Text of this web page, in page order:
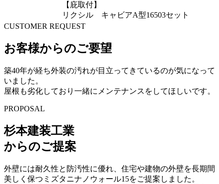
【庇取付】
リクシル キャビアA型16503セット
CUSTOMER REQUEST
お客様からのご要望
築40年が経ち外装の汚れが目立ってきているのが気になって
いました。
屋根も劣化しており一緒にメンテナンスをしてほしいです。
PROPOSAL
杉本建装工業
からのご提案
外壁には耐久性と防汚性に優れ、住宅や建物の外壁を長期間
美しく保つミズタニナノウォール15をご提案しました。